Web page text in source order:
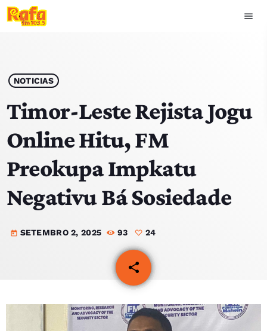
menu
play_arrow OUVIR RAFA
HOME
NOTÍCIAS
EQUIPA
TOP 15
NOTICIAS
Timor-Leste Rejista Jogu
Online Hitu, FM
Preokupa Impkatu
Negativu Bá Sosiedade
today SETEMBRO 2, 2025 93 24
share
24
email